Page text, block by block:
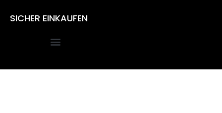
SICHER EINKAUFEN